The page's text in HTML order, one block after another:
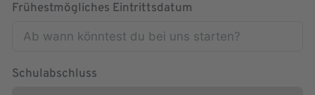
Frühestmögliches Eintrittsdatum
Schulabschluss